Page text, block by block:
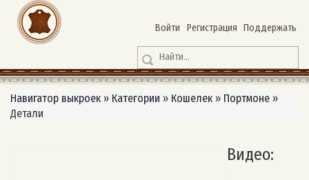
Войти Регистрация Поддержать
Навигатор выкроек » Категории » Кошелек » Портмоне »
Детали
Видео: